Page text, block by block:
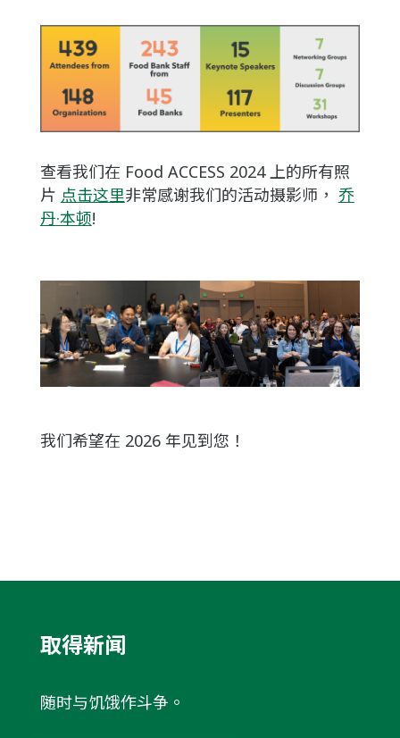
查看我们在 Food ACCESS 2024 上的所有照
片 点击这里非常感谢我们的活动摄影师， 乔
丹·本顿!
我们希望在 2026 年见到您！
取得新闻
随时与饥饿作斗争。